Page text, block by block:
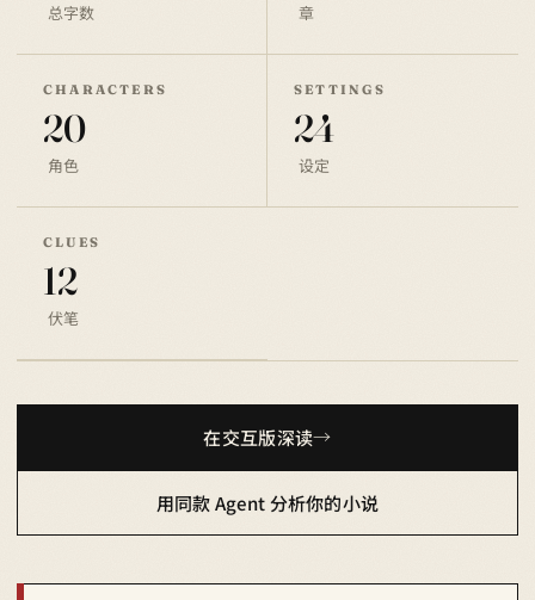
总字数 章
CHARACTERS
20
角色
SETTINGS
24
设定
CLUES
12
伏笔
在交互版深读
用同款 Agent 分析你的小说